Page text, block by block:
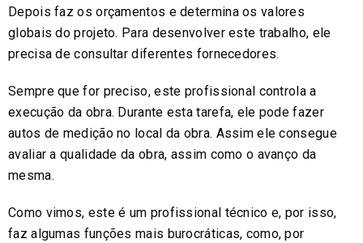
Depois faz os orçamentos e determina os valores
globais do projeto. Para desenvolver este trabalho, ele
precisa de consultar diferentes fornecedores.
Sempre que for preciso, este profissional controla a
execução da obra. Durante esta tarefa, ele pode fazer
autos de medição no local da obra. Assim ele consegue
avaliar a qualidade da obra, assim como o avanço da
mesma.
Como vimos, este é um profissional técnico e, por isso,
faz algumas funções mais burocráticas, como, por